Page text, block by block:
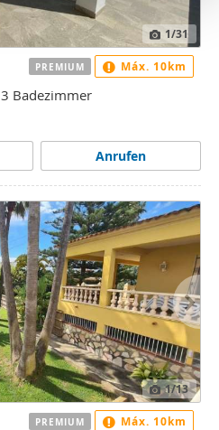
1/31
3 Badezimmer
Anrufen
PREMIUM Máx. 10km
1/13
PREMIUM Máx. 10km